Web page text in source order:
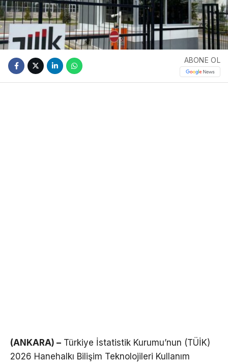
ABONE OL
(ANKARA) – Türkiye İstatistik Kurumu’nun (TÜİK)
2026 Hanehalkı Bilişim Teknolojileri Kullanım